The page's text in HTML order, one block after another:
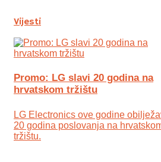
Vijesti
Promo: LG slavi 20 godina na
hrvatskom tržištu
LG Electronics ove godine
20 godina poslovanja na
tržištu.